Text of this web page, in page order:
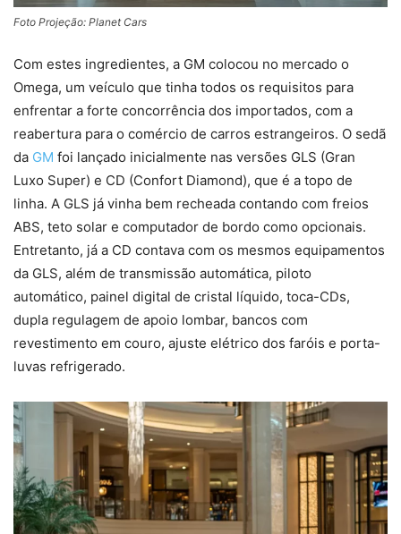
Foto Projeção: Planet Cars
Com estes ingredientes, a GM colocou no mercado o
Omega, um veículo que tinha todos os requisitos para
enfrentar a forte concorrência dos importados, com a
reabertura para o comércio de carros estrangeiros. O sedã
da GM foi lançado inicialmente nas versões GLS (Gran
Luxo Super) e CD (Confort Diamond), que é a topo de
linha. A GLS já vinha bem recheada contando com freios
ABS, teto solar e computador de bordo como opcionais.
Entretanto, já a CD contava com os mesmos equipamentos
da GLS, além de transmissão automática, piloto
automático, painel digital de cristal líquido, toca-CDs,
dupla regulagem de apoio lombar, bancos com
revestimento em couro, ajuste elétrico dos faróis e porta-
luvas refrigerado.